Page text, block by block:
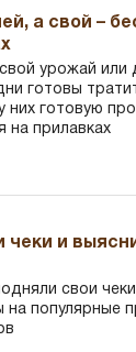
а свой –
урожай или
готовы
них готовую
на прилавках
чеки и
свои
на популярные